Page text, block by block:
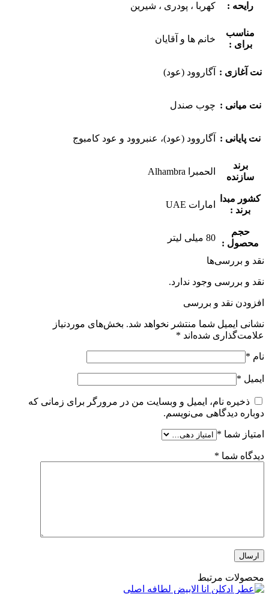
رایحه : کهربا ، پودری ، شیرین
مناسب
برای :
خانم ها و آقایان
نت آغازی : آگاروود (عود)
نت میانی : چوب صندل
نت پایانی : آگاروود (عود)، عنبروود و عود کامبوج
برند
سازنده
الحمبرا Alhambra
کشور مبدا
برند :
امارات UAE
حجم
محصول :
80 میلی لیتر
نقد و بررسی‌ها
نقد و بررسی وجود ندارد.
افزودن نقد و بررسی
نشانی ایمیل شما منتشر نخواهد شد. بخش‌های موردنیاز
علامت‌گذاری شده‌اند *
نام *
ایمیل *
ذخیره نام، ایمیل و وبسایت من در مرورگر برای زمانی که
دوباره دیدگاهی می‌نویسم.
امتیاز شما *
دیدگاه شما *
محصولات مرتبط